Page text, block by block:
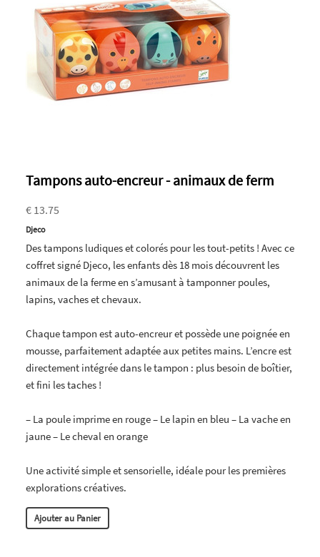
Tampons auto-encreur - animaux de ferm
€ 13.75
Djeco
Des tampons ludiques et colorés pour les tout-petits ! Avec ce
coffret signé Djeco, les enfants dès 18 mois découvrent les
animaux de la ferme en s’amusant à tamponner poules,
lapins, vaches et chevaux.
Chaque tampon est auto-encreur et possède une poignée en
mousse, parfaitement adaptée aux petites mains. L’encre est
directement intégrée dans le tampon : plus besoin de boîtier,
et fini les taches !
– La poule imprime en rouge – Le lapin en bleu – La vache en
jaune – Le cheval en orange
Une activité simple et sensorielle, idéale pour les premières
explorations créatives.
Ajouter au Panier